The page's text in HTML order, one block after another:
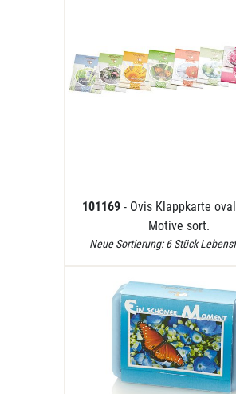
101169 - Ovis Klappkarte
Motive sort.
Neue Sortierung: 6 Stück